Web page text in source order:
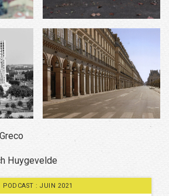
Huygevelde
PODCAST : JUIN 2021